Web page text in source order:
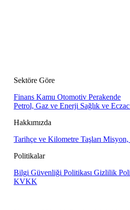
Sektöre Göre
Finans Kamu Otomotiv Perakende
Petrol, Gaz ve Enerji Sağlık ve
Hakkımızda
Tarihçe ve Kilometre Taşları Misyon,
Politikalar
Bilgi Güvenliği Politikası Gizlilik
KVKK